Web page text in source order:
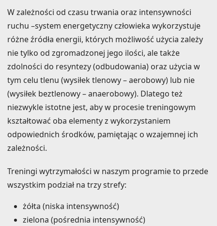
W zależności od czasu trwania oraz intensywności
ruchu –system energetyczny człowieka wykorzystuje
różne źródła energii, których możliwość użycia zależy
nie tylko od zgromadzonej jego ilości, ale także
zdolności do resyntezy (odbudowania) oraz użycia w
tym celu tlenu (wysiłek tlenowy – aerobowy) lub nie
(wysiłek beztlenowy – anaerobowy). Dlatego też
niezwykle istotne jest, aby w procesie treningowym
kształtować oba elementy z wykorzystaniem
odpowiednich środków, pamiętając o wzajemnej ich
zależności.
Treningi wytrzymałości w naszym programie to przede
wszystkim podział na trzy strefy:
żółta (niska intensywność)
zielona (pośrednia intensywność)